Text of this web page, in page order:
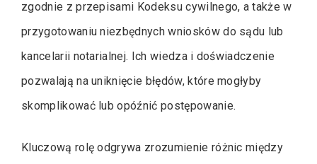
zgodnie z przepisami Kodeksu cywilnego, a także w
przygotowaniu niezbędnych wniosków do sądu lub
kancelarii notarialnej. Ich wiedza i doświadczenie
pozwalają na uniknięcie błędów, które mogłyby
skomplikować lub opóźnić postępowanie.
Kluczową rolę odgrywa zrozumienie różnic między